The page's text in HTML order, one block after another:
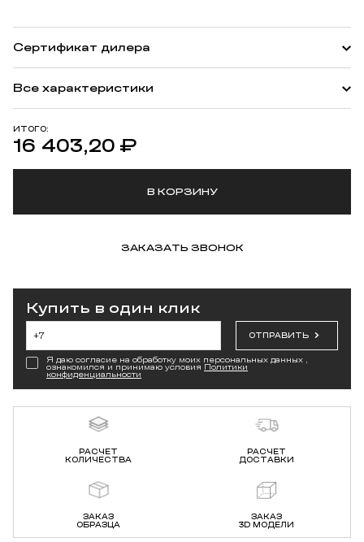
ИТОГО:
16 403,20 ₽
В КОРЗИНУ
ЗАКАЗАТЬ ЗВОНОК
Все характеристики
Сертификат дилера
Купить в один клик
ОТПРАВИТЬ
Я даю согласие на обработку моих персональных данных ,
ознакомился и принимаю условия Политики
конфиденциальности
РАСЧЕТ
КОЛИЧЕСТВА
РАСЧЕТ
ДОСТАВКИ
ЗАКАЗ
ОБРАЗЦА
ЗАКАЗ
3D МОДЕЛИ